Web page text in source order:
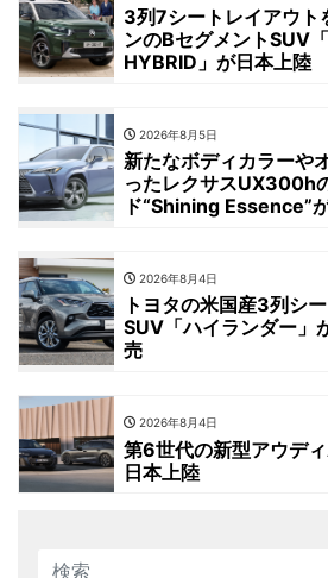
3列7シートレイアウト
ンのBセグメントSUV
HYBRID」が日本上陸
2026年8月5日
新たなボディカラーや
ったレクサスUX300h
ド“Shining Essence”
2026年8月4日
トヨタの米国産3列シ
SUV「ハイランダー」
売
2026年8月4日
第6世代の新型アウデ
日本上陸